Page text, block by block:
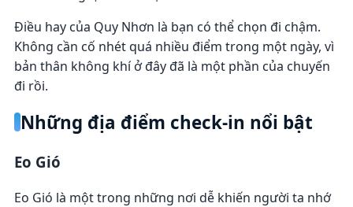
Điều hay của Quy Nhơn là bạn có thể chọn đi chậm.
Không cần cố nhét quá nhiều điểm trong một ngày, vì
bản thân không khí ở đây đã là một phần của chuyến
đi rồi.
Những địa điểm check-in nổi bật
Eo Gió
Eo Gió là một trong những nơi dễ khiến người ta nhớ